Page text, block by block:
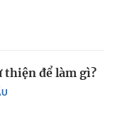
thiện để làm gì?